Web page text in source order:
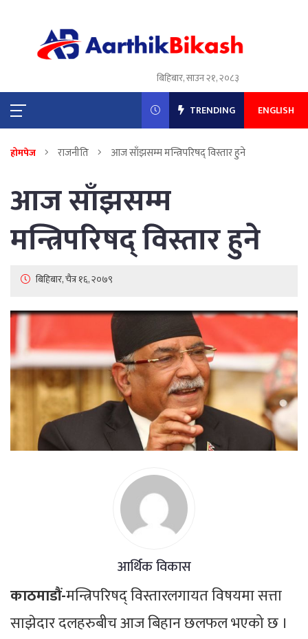
बिहिबार, साउन २१, २०८३
TRENDING ENGLISH
होमपेज राजनीति आज साँझसम्म मन्त्रिपरिषद् विस्तार हुने
आज साँझसम्म
मन्त्रिपरिषद् विस्तार हुने
बिहिबार, चैत्र १६, २०७९
आर्थिक विकास
काठमाडौं-मन्त्रिपरिषद् विस्तारलगायत विषयमा सत्ता
साझेदार दलहरुबीच आज बिहान छलफल भएको छ ।